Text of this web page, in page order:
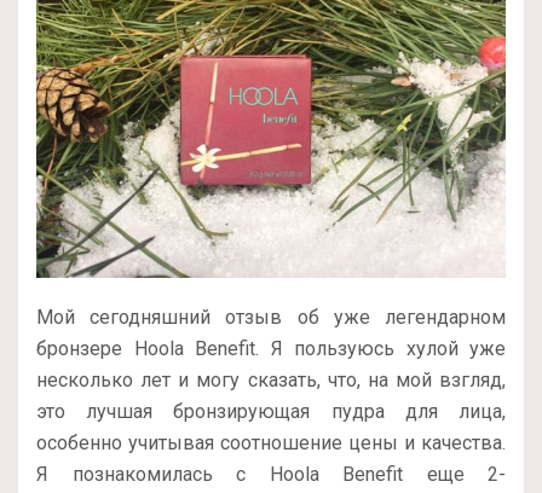
Мой сегодняшний отзыв об уже легендарном
бронзере Hoola Benefit. Я пользуюсь хулой уже
несколько лет и могу сказать, что, на мой взгляд,
это лучшая бронзирующая пудра для лица,
особенно учитывая соотношение цены и качества.
Я познакомилась с Hoola Benefit еще 2-